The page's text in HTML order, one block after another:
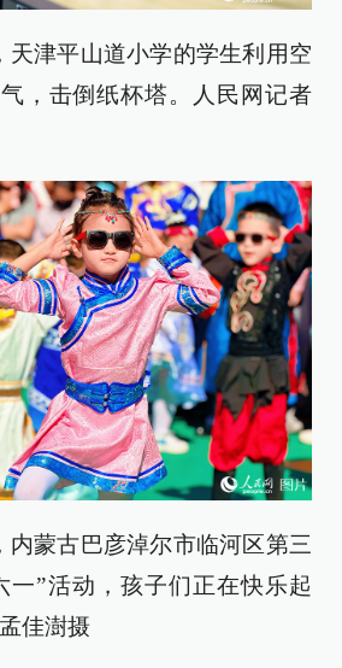
天津平山道小学的学生利用空
，击倒纸杯塔。人民网记者
内蒙古巴彦淖尔市临河区第三
一”活动，孩子们正在快乐起
佳澍摄